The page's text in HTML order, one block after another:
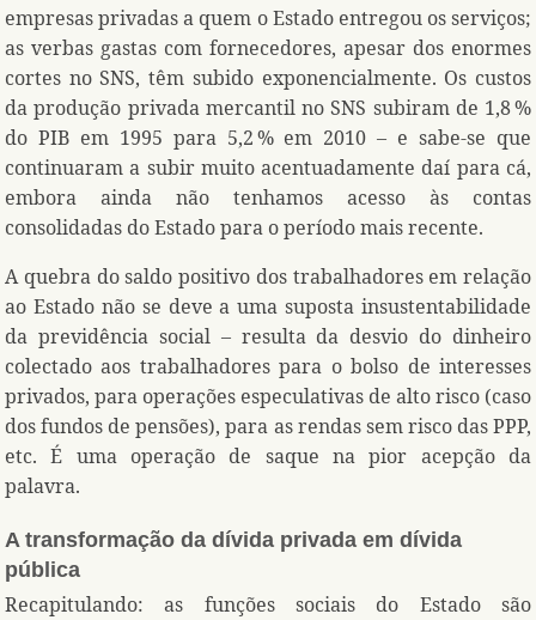
empresas privadas a quem o Estado entregou os serviços;
as verbas gastas com fornecedores, apesar dos enormes
cortes no SNS, têm subido exponencialmente. Os custos
da produção privada mercantil no SNS subiram de 1,8 %
do PIB em 1995 para 5,2 % em 2010 – e sabe-se que
continuaram a subir muito acentuadamente daí para cá,
embora ainda não tenhamos acesso às contas
consolidadas do Estado para o período mais recente.
A quebra do saldo positivo dos trabalhadores em relação
ao Estado não se deve a uma suposta insustentabilidade
da previdência social – resulta da desvio do dinheiro
colectado aos trabalhadores para o bolso de interesses
privados, para operações especulativas de alto risco (caso
dos fundos de pensões), para as rendas sem risco das PPP,
etc. É uma operação de saque na pior acepção da
palavra.
A transformação da dívida privada em dívida
pública
Recapitulando: as funções sociais do Estado são